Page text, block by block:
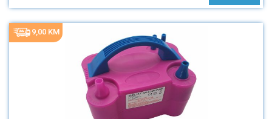
9,00 KM